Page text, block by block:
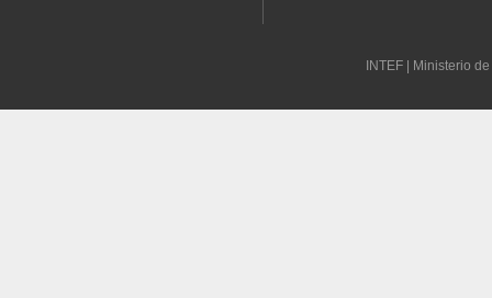
INTEF | Ministerio